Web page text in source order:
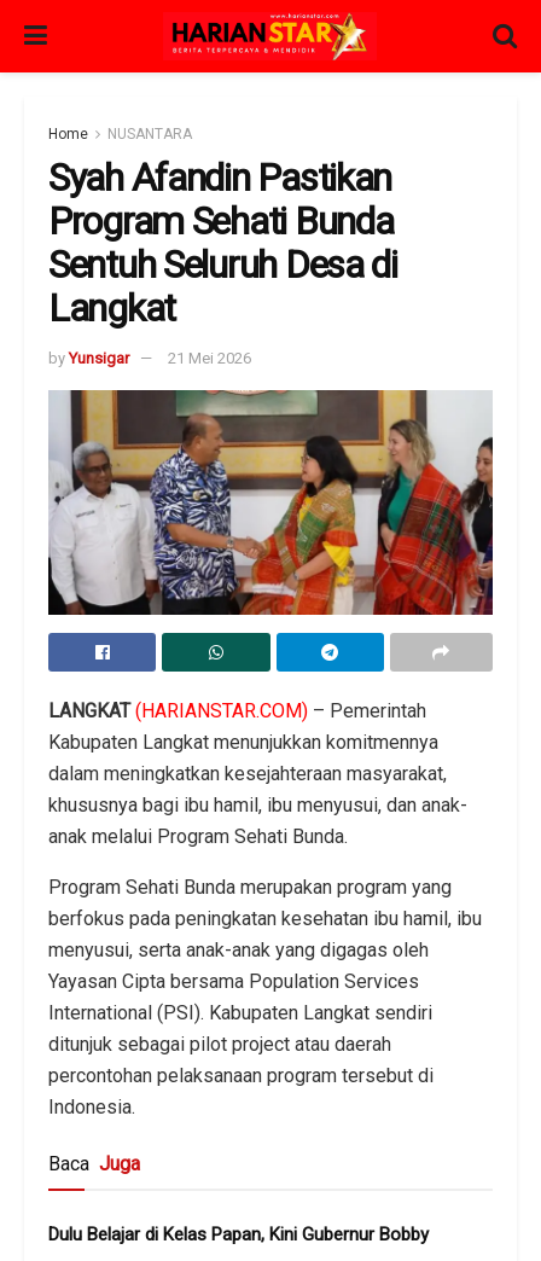
Home NUSANTARA
Syah Afandin Pastikan
Program Sehati Bunda
Sentuh Seluruh Desa di
Langkat
by Yunsigar 21 Mei 2026
LANGKAT (HARIANSTAR.COM) – Pemerintah
Kabupaten Langkat menunjukkan komitmennya
dalam meningkatkan kesejahteraan masyarakat,
khususnya bagi ibu hamil, ibu menyusui, dan anak-
anak melalui Program Sehati Bunda.
Program Sehati Bunda merupakan program yang
berfokus pada peningkatan kesehatan ibu hamil, ibu
menyusui, serta anak-anak yang digagas oleh
Yayasan Cipta bersama Population Services
International (PSI). Kabupaten Langkat sendiri
ditunjuk sebagai pilot project atau daerah
percontohan pelaksanaan program tersebut di
Indonesia.
Baca Juga
Dulu Belajar di Kelas Papan, Kini Gubernur Bobby